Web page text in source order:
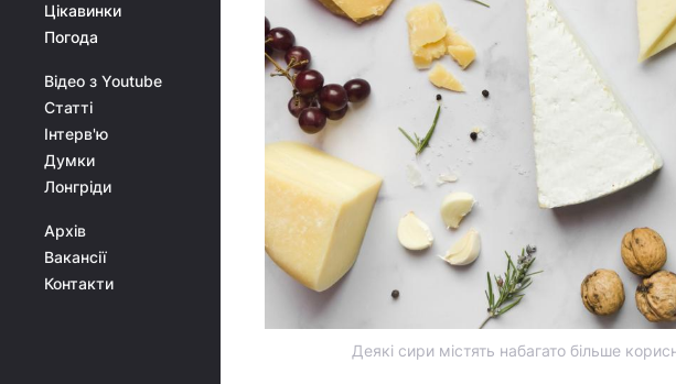
Цікавинки
Погода
Відео з Youtube
Статті
Інтерв'ю
Думки
Лонгріди
Архів
Вакансії
Контакти
Деякі сири містять набагато більше